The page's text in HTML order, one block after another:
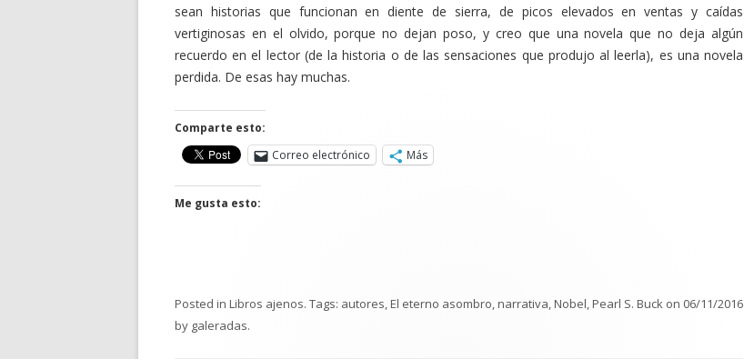
sean historias que funcionan en diente de sierra, de picos elevados en ventas y caídas
vertiginosas en el olvido, porque no dejan poso, y creo que una novela que no deja algún
recuerdo en el lector (de la historia o de las sensaciones que produjo al leerla), es una novela
perdida. De esas hay muchas.
Comparte esto:
Correo electrónico
Más
Me gusta esto:
Posted in Libros ajenos. Tags: autores,El eterno asombro,narrativa,Nobel,Pearl S. Buck on 06/11/2016
by galeradas.